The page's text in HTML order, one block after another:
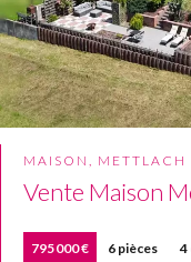
MAISON, METTLACH
Vente Maison
795 000 € 6 pièces 4